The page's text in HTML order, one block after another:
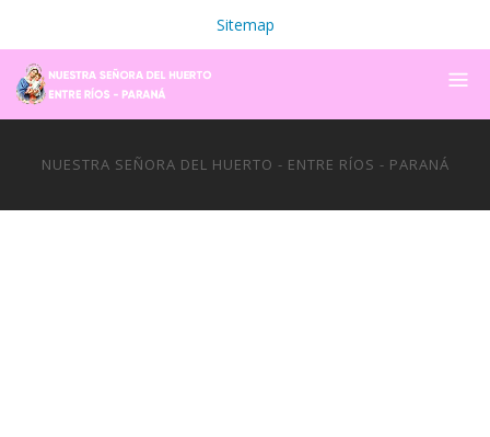
Sitemap
NUESTRA SEÑORA DEL HUERTO - ENTRE RÍOS - PARANÁ